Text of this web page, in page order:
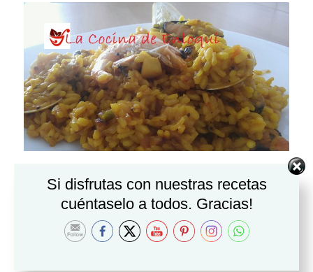
Paella de marisco fácil
Paella con marisco fácil o arroz
Si disfrutas con nuestras recetas
cuéntaselo a todos. Gracias!